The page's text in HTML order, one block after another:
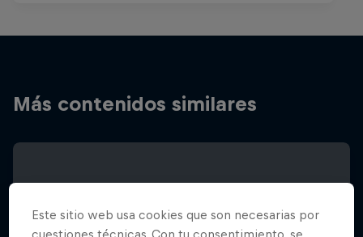
Más contenidos similares
Este sitio web usa cookies que son necesarias por